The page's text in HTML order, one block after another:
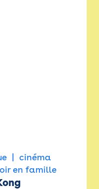
cinéma
en famille